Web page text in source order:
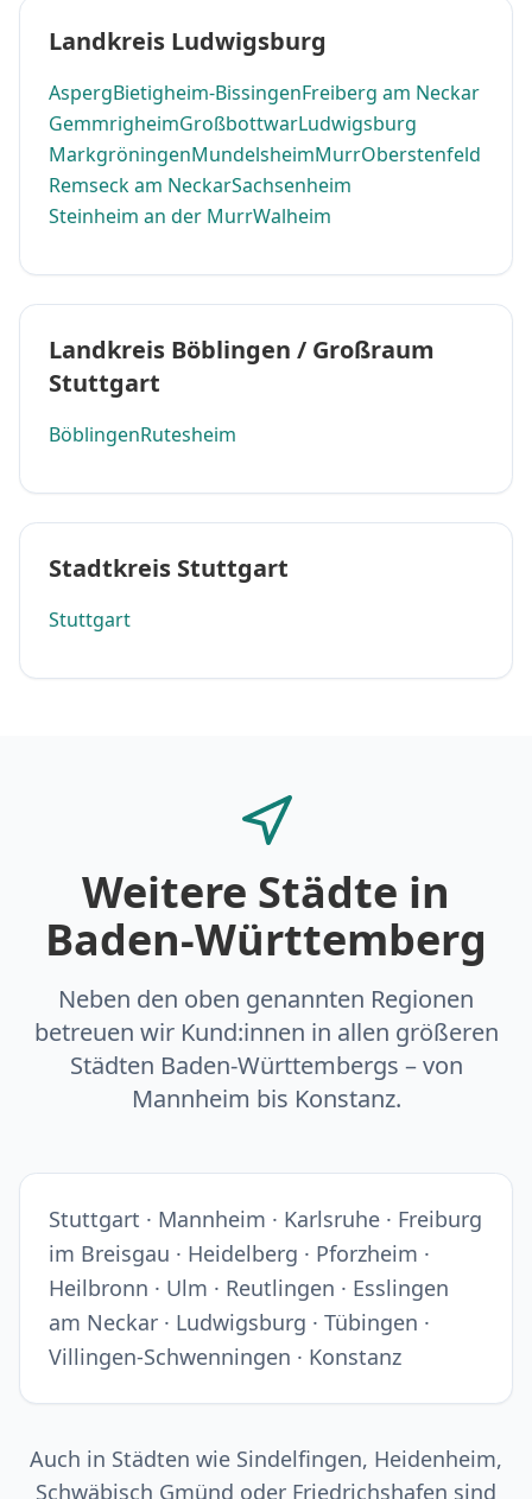
Landkreis Ludwigsburg
AspergBietigheim-BissingenFreiberg am Neckar
GemmrigheimGroßbottwarLudwigsburg
MarkgröningenMundelsheimMurrOberstenfeld
Remseck am NeckarSachsenheim
Steinheim an der MurrWalheim
Landkreis Böblingen / Großraum
Stuttgart
BöblingenRutesheim
Stadtkreis Stuttgart
Stuttgart
Weitere Städte in
Baden-Württemberg
Neben den oben genannten Regionen
betreuen wir Kund:innen in allen größeren
Städten Baden-Württembergs – von
Mannheim bis Konstanz.
Stuttgart · Mannheim · Karlsruhe · Freiburg
im Breisgau · Heidelberg · Pforzheim ·
Heilbronn · Ulm · Reutlingen · Esslingen
am Neckar · Ludwigsburg · Tübingen ·
Villingen-Schwenningen · Konstanz
Auch in Städten wie Sindelfingen, Heidenheim,
Schwäbisch Gmünd oder Friedrichshafen sind